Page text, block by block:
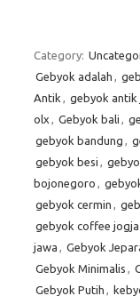
Category:
Gebyok adalah ,
Antik , gebyok antik
olx , Gebyok bali ,
gebyok bandung ,
gebyok besi ,
bojonegoro ,
gebyok cermin ,
gebyok coffee jogja
jawa , Gebyok
Gebyok Minimalis ,
Gebyok Putih ,